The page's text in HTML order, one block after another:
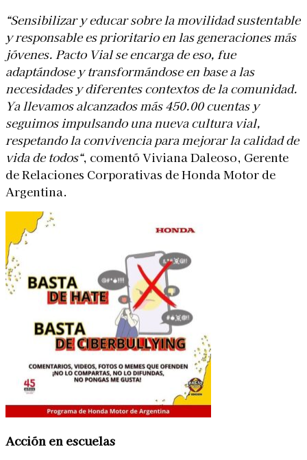
“Sensibilizar y educar sobre la movilidad sustentable
y responsable es prioritario en las generaciones más
jóvenes. Pacto Vial se encarga de eso, fue
adaptándose y transformándose en base a las
necesidades y diferentes contextos de la comunidad.
Ya llevamos alcanzados más 450.00 cuentas y
seguimos impulsando una nueva cultura vial,
respetando la convivencia para mejorar la calidad de
vida de todos“, comentó Viviana Daleoso, Gerente
de Relaciones Corporativas de Honda Motor de
Argentina.
Acción en escuelas